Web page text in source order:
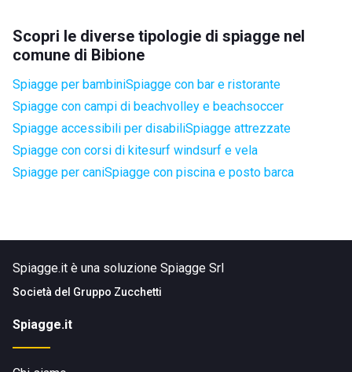
Scopri le diverse tipologie di spiagge nel
comune di Bibione
Spiagge per bambiniSpiagge con bar e ristorante
Spiagge con campi di beachvolley e beachsoccer
Spiagge accessibili per disabiliSpiagge attrezzate
Spiagge con corsi di kitesurf windsurf e vela
Spiagge per caniSpiagge con piscina e posto barca
Spiagge.it è una soluzione Spiagge Srl
Società del Gruppo Zucchetti
Spiagge.it